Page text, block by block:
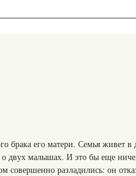
его матери. Семья живет в
о двух малышах. И это бы еще
разладились: он